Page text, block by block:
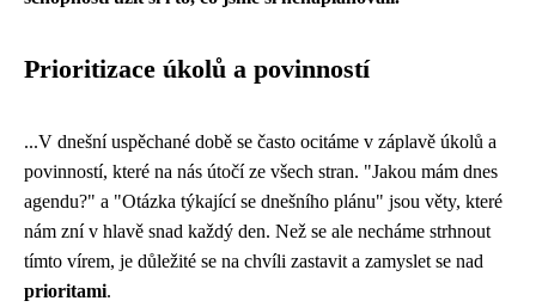
Prioritizace úkolů a povinností
...V dnešní uspěchané době se často ocitáme v záplavě úkolů a
povinností, které na nás útočí ze všech stran. "Jakou mám dnes
agendu?" a "Otázka týkající se dnešního plánu" jsou věty, které
nám zní v hlavě snad každý den. Než se ale necháme strhnout
tímto vírem, je důležité se na chvíli zastavit a zamyslet se nad
prioritami.